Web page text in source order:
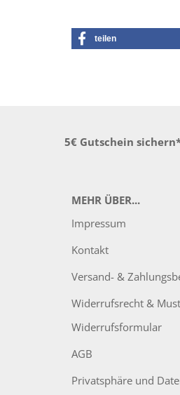
teilen
5€ Gutschein
MEHR ÜBER...
Impressum
Kontakt
Versand- &
Widerrufsrecht &
Widerrufsformular
AGB
Privatsphäre und